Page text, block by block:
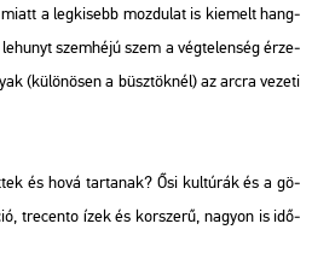
miatt a leg­ki­sebb moz­du­lat is ki­emelt hang­
szem­hé­jú szem a vég­te­len­ség ér­ze­
(kü­lö­nö­sen a büsz­tök­nél) az arcra ve­ze­ti
és hová tar­ta­nak? Ősi kul­tú­rák és a gö­
tre­cen­to ízek és kor­sze­rű, na­gyon is idő­